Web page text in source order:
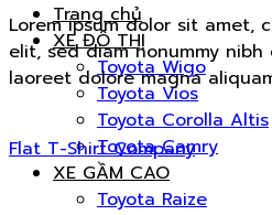
Trang chủ
XE ĐÔ THỊ
Toyota Wigo
Toyota Vios
Toyota Corolla Altis
Toyota Camry
XE GẦM CAO
Toyota Raize
Lorem ipsum dolor sit amet,
elit, sed diam nonummy
laoreet dolore magna
Flat T-Shirt Company